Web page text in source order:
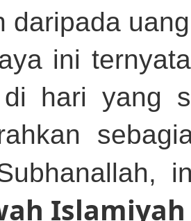
daripada
ini
hari yang